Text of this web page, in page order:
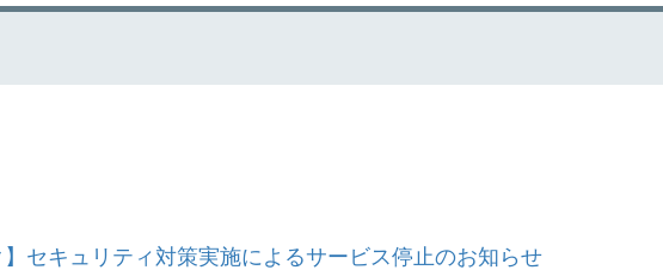
】セキュリティ対策実施によるサービス停止のお知らせ